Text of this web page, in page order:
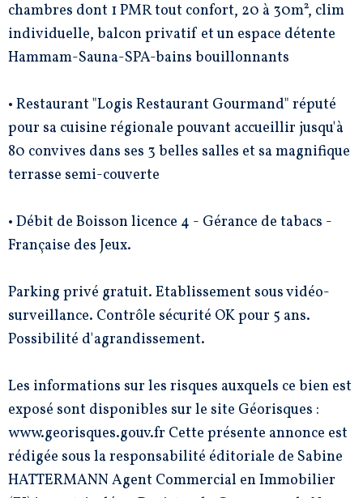
chambres dont 1 PMR tout confort, 20 à 30m², clim
individuelle, balcon privatif et un espace détente
Hammam-Sauna-SPA-bains bouillonnants
• Restaurant "Logis Restaurant Gourmand" réputé
pour sa cuisine régionale pouvant accueillir jusqu'à
80 convives dans ses 3 belles salles et sa magnifique
terrasse semi-couverte
• Débit de Boisson licence 4 - Gérance de tabacs -
Française des Jeux.
Parking privé gratuit. Etablissement sous vidéo-
surveillance. Contrôle sécurité OK pour 5 ans.
Possibilité d'agrandissement.
Les informations sur les risques auxquels ce bien est
exposé sont disponibles sur le site Géorisques :
www.georisques.gouv.fr Cette présente annonce est
rédigée sous la responsabilité éditoriale de Sabine
HATTERMANN Agent Commercial en Immobilier